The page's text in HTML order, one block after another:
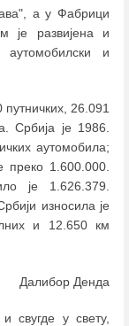
а у Фабрици
је развијена и
и
26.091
Србија је 1986.
аутомобила;
преко 1.600.000.
је 1.626.379.
износила је
и 12.650 км
Далибор Денда
свугде у свету,